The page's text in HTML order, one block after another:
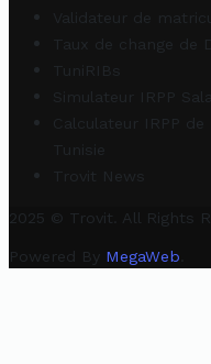
Validateur de
Taux de change de
TuniRIBs
Simulateur IRPP
Calculateur IRPP de
Tunisie
Trovit News
2025 © Trovit. All Rights
Powered By MegaWeb